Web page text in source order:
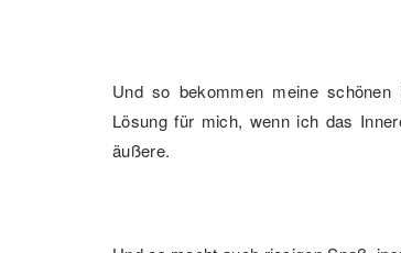
Und so bekommen meine
Lösung für mich, wenn ich das
äußere.